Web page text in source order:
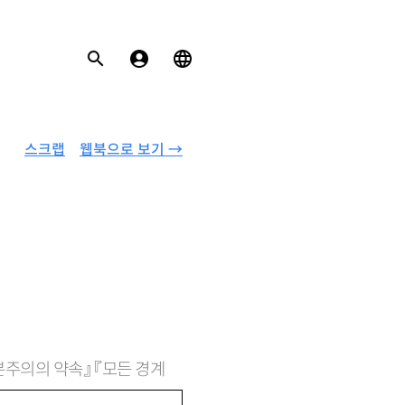
웹북으로 보기 →
스크랩
의의 약속』 『모든 경계